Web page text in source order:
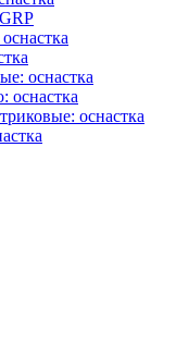
оснастка
оснастка